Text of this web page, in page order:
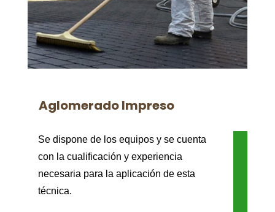
Aglomerado Impreso
Se dispone de los equipos y se cuenta
con la cualificación y experiencia
necesaria para la aplicación de esta
técnica.